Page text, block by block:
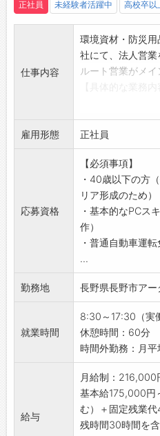
正社員 未経験者活躍中 高校卒以
仕事内容
環境資材・防災
社にて、法人営業
ルート営業がメイ
・県内を中心と
ど）のルート営業
・全国自治体向け
・既存のお客様
・商品の納品配達
・新商品のご案内
・見積書作成、受
す。
※営業車（AT車）
※年に1～2回程度
＜取扱商品＞
・医薬品
・防疫剤、殺虫剤
・環境衛生資材
・食品衛生資材
・防災用品など
【おすすめポイン
・ノルマはなく
て、営業活動を
・事業を通して地
雇用形態 正社員
応募資格
【必須事項】
・40歳以下の方
リア形成のため）
・基本的なPCス
作）
・普通自動車運転
...
勤務地 長野県長野市アー
就業時間
8:30～17:30（実
休憩時間：60分
時間外勤務：月平
給与
月給制：
基本給175,000円
む）＋固定残業
残時間30時間を含